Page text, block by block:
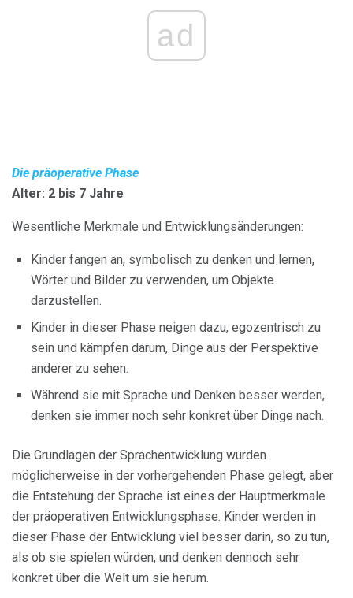
ad
Die präoperative Phase
Alter: 2 bis 7 Jahre
Wesentliche Merkmale und Entwicklungsänderungen:
Kinder fangen an, symbolisch zu denken und lernen,
Wörter und Bilder zu verwenden, um Objekte
darzustellen.
Kinder in dieser Phase neigen dazu, egozentrisch zu
sein und kämpfen darum, Dinge aus der Perspektive
anderer zu sehen.
Während sie mit Sprache und Denken besser werden,
denken sie immer noch sehr konkret über Dinge nach.
Die Grundlagen der Sprachentwicklung wurden
möglicherweise in der vorhergehenden Phase gelegt, aber
die Entstehung der Sprache ist eines der Hauptmerkmale
der präoperativen Entwicklungsphase. Kinder werden in
dieser Phase der Entwicklung viel besser darin, so zu tun,
als ob sie spielen würden, und denken dennoch sehr
konkret über die Welt um sie herum.